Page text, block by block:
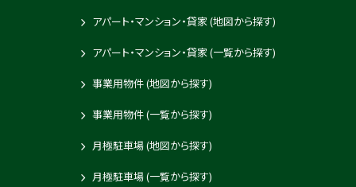
アパート・マンション・貸家 (地図から探す)
アパート・マンション・貸家 (一覧から探す)
事業用物件 (地図から探す)
事業用物件 (一覧から探す)
月極駐車場 (地図から探す)
月極駐車場 (一覧から探す)